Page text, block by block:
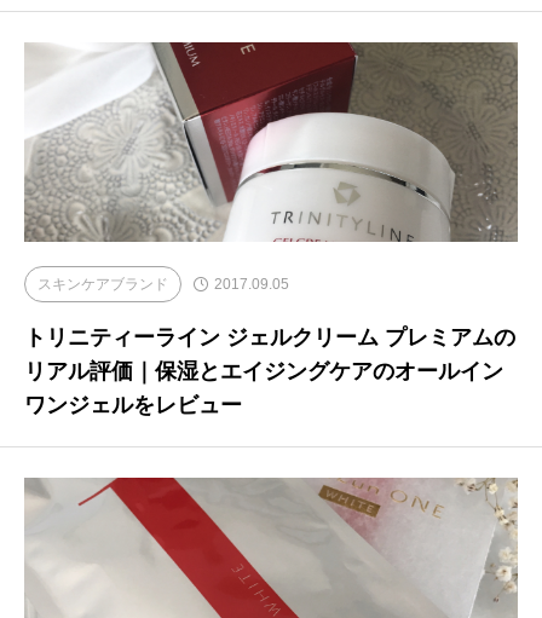
スキンケアブランド 2017.09.05
トリニティーライン ジェルクリーム プレミアムの
リアル評価｜保湿とエイジングケアのオールイン
ワンジェルをレビュー